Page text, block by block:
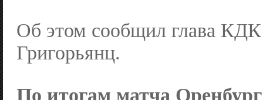
Об этом сообщил глава
Григорьянц.
По итогам матча Оренбург